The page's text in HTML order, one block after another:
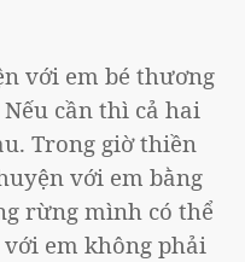
với em bé thương
cần thì cả hai
Trong giờ thiền
với em bằng
rừng mình có thể
em không phải